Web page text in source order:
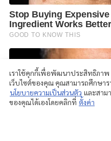
เราใช้คุกกี้เพื่อพัฒนาประสิทธิภา
เว็บไซต์ของคุณ คุณสามารถศึกษาร
นโยบายความเป็นส่วนตัว และสาม
ของคุณได้เองโดยคลิกที่ ตั้งค่า